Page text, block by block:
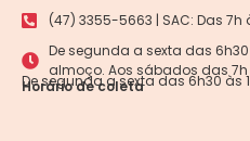
(47) 3355-5663 | SAC: Das 7h
De segunda a sexta das
almoço. Aos sábados das 7h
Horário de coleta
De segunda a sexta das 6h30 às